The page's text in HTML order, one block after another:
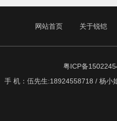
网站首页 关于锐铠
粤ICP备
手 机：伍先生:18924558718 / 杨